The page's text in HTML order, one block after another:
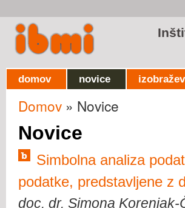
domov novice
Nahajate se tukaj
Domov » Novice
Novice
Simbolna analiza
podatke, predstavljene z
doc. dr. Simona